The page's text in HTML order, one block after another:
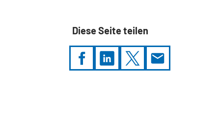
Diese Seite teilen